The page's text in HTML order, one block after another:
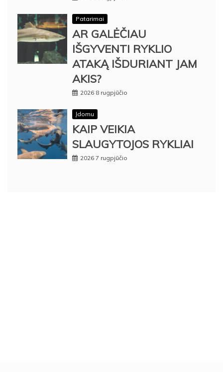
Patarimai
AR GALĖČIAU
IŠGYVENTI RYKLIO
ATAKĄ IŠDURIANT JAM
AKIS?
2026 8 rugpjūčio
Įdomu
KAIP VEIKIA
SLAUGYTOJOS RYKLIAI
2026 7 rugpjūčio